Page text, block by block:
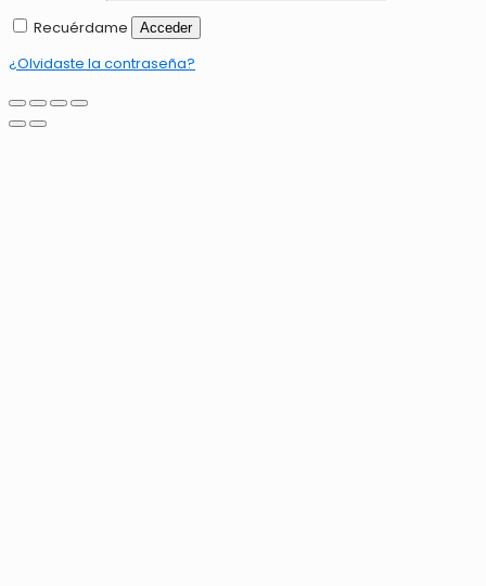
Recuérdame
Acceder
¿Olvidaste la contraseña?